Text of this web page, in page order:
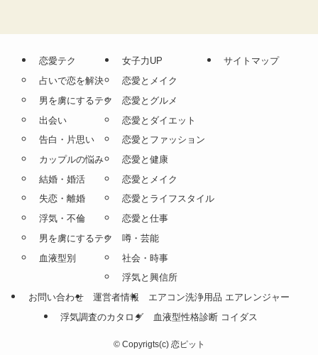
恋愛テク
占いで恋を解決
男を虜にするテク
出会い
告白・片思い
カップルの悩み
結婚・婚活
失恋・離婚
浮気・不倫
男を虜にするテク
血液型別
女子力UP
恋愛とメイク
恋愛とグルメ
恋愛とダイエット
恋愛とファッション
恋愛と健康
恋愛とメイク
恋愛とライフスタイル
恋愛と仕事
噂・芸能
社会・時事
浮気と興信所
サイトマップ
お問い合わせ 運営者情報
エアコン洗浄用品 エアレンジャー
浮気調査のカタログ
血液型性格診断 コイダス
©Copyrigts(c) 恋ピット